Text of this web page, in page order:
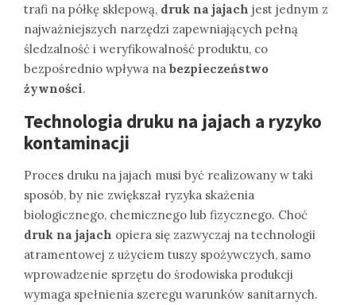
trafi na półkę sklepową, druk na jajach jest jednym z
najważniejszych narzędzi zapewniających pełną
śledzalność i weryfikowalność produktu, co
bezpośrednio wpływa na bezpieczeństwo
żywności.
Technologia druku na jajach a ryzyko
kontaminacji
Proces druku na jajach musi być realizowany w taki
sposób, by nie zwiększał ryzyka skażenia
biologicznego, chemicznego lub fizycznego. Choć
druk na jajach opiera się zazwyczaj na technologii
atramentowej z użyciem tuszy spożywczych, samo
wprowadzenie sprzętu do środowiska produkcji
wymaga spełnienia szeregu warunków sanitarnych.